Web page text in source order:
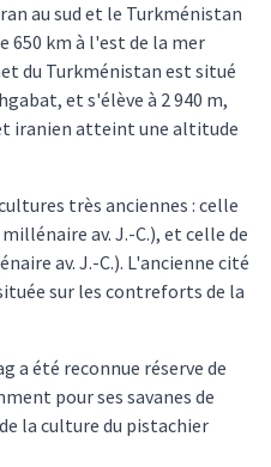
au sud et le Turkménistan
650 km à l'est de la mer
du Turkménistan est situé
et s'élève à 2 940 m,
iranien atteint une altitude
très anciennes : celle
av. J.-C.), et celle de
av. J.-C.). L'ancienne cité
sur les contreforts de la
a été reconnue réserve de
pour ses savanes de
la culture du pistachier